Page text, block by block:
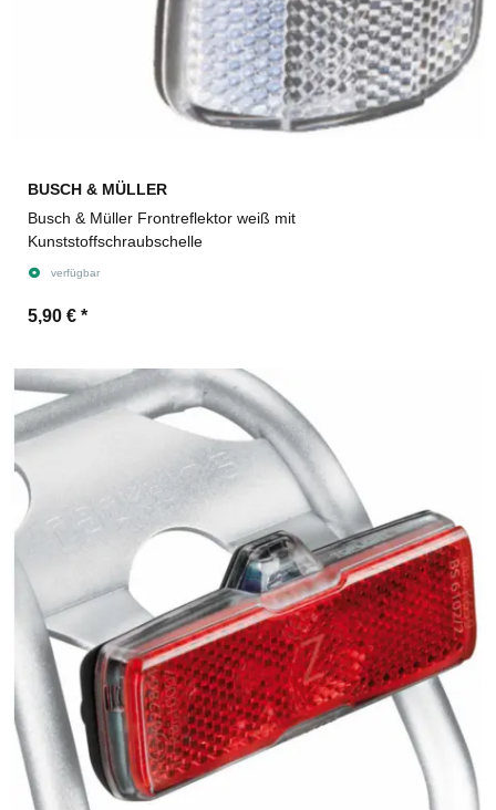
BUSCH & MÜLLER
Busch & Müller Frontreflektor weiß mit
Kunststoffschraubschelle
verfügbar
5,90 € *